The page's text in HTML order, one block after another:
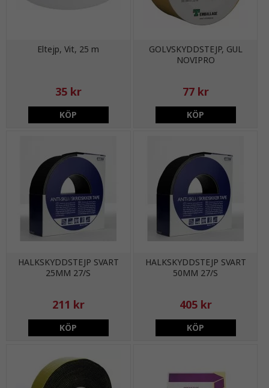
Eltejp, Vit, 25 m
35 kr
KÖP
GOLVSKYDDSTEJP, GUL
NOVIPRO
77 kr
KÖP
HALKSKYDDSTEJP SVART
25MM 27/S
211 kr
KÖP
HALKSKYDDSTEJP SVART
50MM 27/S
405 kr
KÖP